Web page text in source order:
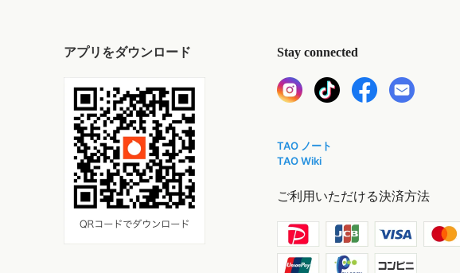
アプリをダウンロード Stay connected
TAO ノート
TAO Wiki
ご利用いただける決済方法